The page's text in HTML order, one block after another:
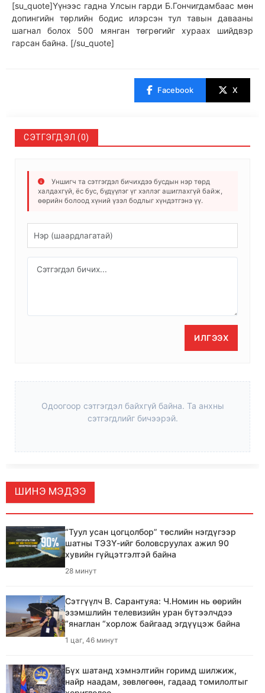
[su_quote]Үүнээс гадна Улсын гарди Б.Гончигдамбаас мөн
допингийн төрлийн бодис илэрсэн тул тавын давааны
шагнал болох 500 мянган төгрөгийг хураах шийдвэр
гарсан байна. [/su_quote]
Facebook X
СЭТГЭГДЭЛ (0)
Уншигч та сэтгэгдэл бичихдээ бусдын нэр төрд
халдахгүй, ёс бус, бүдүүлэг үг хэллэг ашиглахгүй байж,
өөрийн болоод хүний үзэл бодлыг хүндэтгэнэ үү.
ИЛГЭЭХ
Одоогоор сэтгэгдэл байхгүй байна. Та анхны
сэтгэгдлийг бичээрэй.
ШИНЭ МЭДЭЭ
“Туул усан цогцолбор” төслийн нэгдүгээр
шатны ТЭЗҮ-ийг боловсруулах ажил 90
хувийн гүйцэтгэлтэй байна
28 минут
Сэтгүүлч В. Сарантуяа: Ч.Номин нь өөрийн
эзэмшлийн телевизийн уран бүтээлчдээ
“янаглан “хорлож байгаад эгдүүцэж байна
1 цаг, 46 минут
Бүх шатанд хэмнэлтийн горимд шилжиж,
найр наадам, зөвлөгөөн, гадаад томилолтыг